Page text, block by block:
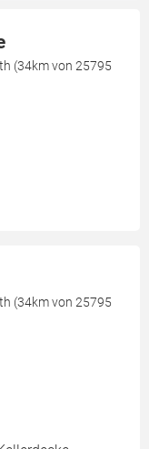
(34km von 25795
(34km von 25795